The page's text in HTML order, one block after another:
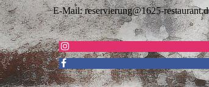
E-Mail: reservierung@1625-